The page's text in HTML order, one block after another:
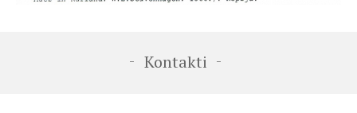
- Kontakti -